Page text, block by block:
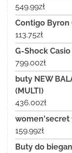
549.99zł
Contigo
113.75zł
G-Shock
799.00zł
buty NEW
(MULTI)
436.00zł
women'secret
159.99zł
Buty do